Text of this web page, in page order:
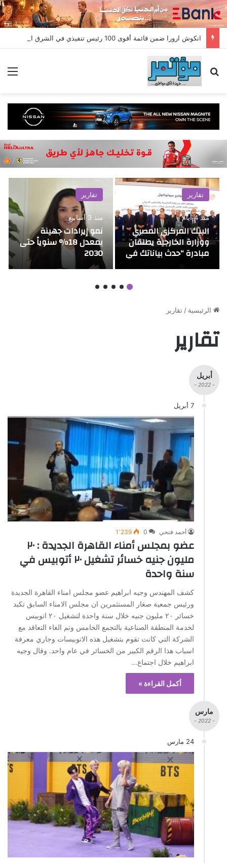
بحث عن
تقارير
منذ 4 أيام
البنك المركزي المصري
ووزارة الخارجية يطلقان
مبادرة “حدث بياناتك في
تقارير
منذ 3 أسابيع
نمو إيرادات جهينة
بمعدل 18% سنوياً حتى
2030
الرئيسية /تقارير
تقارير
أبريل
- 2022 -
7 أبريل
أحمد فتحي 0 1٬239
عضو بمجلس أمناء القاهرة الجديدة : ٢٠
مليون جنيه خسائر تشغيل ٢٠ أتوبيس في
سنة واحدة
كشف المهندس وجيه ابراهيم عضو مجلس امناء القاهرة الجديدة
ورئيس جمعية صغار المستثمرين ان مجلس الامناء السابق تكبد
خسائر ٢٠ مليون جنيه خلال سنة واحدة لتشغيل ٢٠ اتوبيس
لخدمة المنطقة الصناعية بالتجمع الخامس وتم الغاء التعاقد مع
الشركة التي كانت تقوم بتشغيل هذه الاتوبيسات وجاري معرفة
اسباب هذا الرقم الكبير من الخسائر في عام واحد. وقال وجيه
ابراهيم خلال اجتماع…
أكمل القراءة »
مارس
- 2022 -
24 مارس